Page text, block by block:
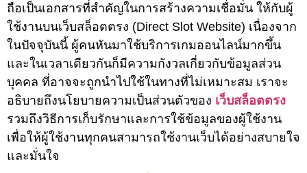
ถือเป็นเอกสารที่สำคัญในการสร้างความเชื่อมั่น ให้กับผู้
ใช้งานบนเว็บสล็อตตรง (Direct Slot Website) เนื่องจาก
ในปัจจุบันนี้ ผู้คนหันมาใช้บริการเกมออนไลน์มากขึ้น
และในเวลาเดียวกันก็มีความกังวลเกี่ยวกับข้อมูลส่วน
บุคคล ที่อาจจะถูกนำไปใช้ในทางที่ไม่เหมาะสม เราจะ
อธิบายถึงนโยบายความเป็นส่วนตัวของ เว็บสล็อตตรง
รวมถึงวิธีการเก็บรักษาและการใช้ข้อมูลของผู้ใช้งาน
เพื่อให้ผู้ใช้งานทุกคนสามารถใช้งานเว็บได้อย่างสบายใจ
และมั่นใจ